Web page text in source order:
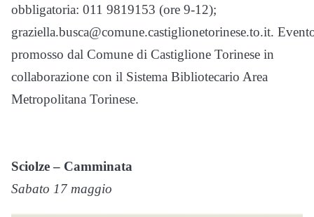
obbligatoria: 011 9819153 (ore 9-12);
graziella.busca@comune.castiglionetorinese.to.it.
promosso dal Comune di Castiglione Torinese in
collaborazione con il Sistema Bibliotecario Area
Metropolitana Torinese.
Sciolze – Camminata
Sabato 17 maggio